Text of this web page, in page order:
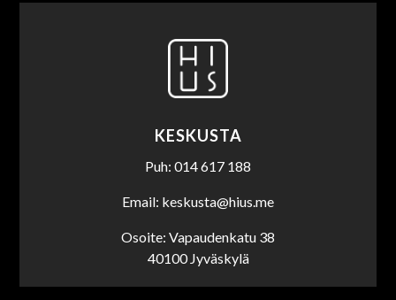
KESKUSTA
Puh: 014 617 188
Email: keskusta@hius.me
Osoite: Vapaudenkatu 38
40100 Jyväskylä